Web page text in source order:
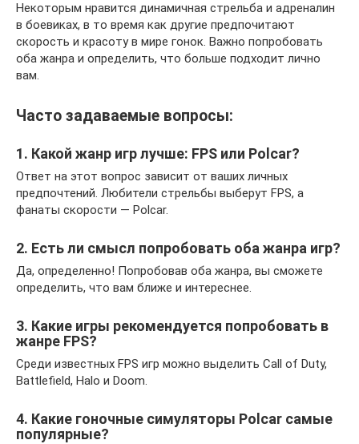
Некоторым нравится динамичная стрельба и адреналин
в боевиках, в то время как другие предпочитают
скорость и красоту в мире гонок. Важно попробовать
оба жанра и определить, что больше подходит лично
вам.
Часто задаваемые вопросы:
1. Какой жанр игр лучше: FPS или Polcar?
Ответ на этот вопрос зависит от ваших личных
предпочтений. Любители стрельбы выберут FPS, а
фанаты скорости — Polcar.
2. Есть ли смысл попробовать оба жанра игр?
Да, определенно! Попробовав оба жанра, вы сможете
определить, что вам ближе и интереснее.
3. Какие игры рекомендуется попробовать в
жанре FPS?
Среди известных FPS игр можно выделить Call of Duty,
Battlefield, Halo и Doom.
4. Какие гоночные симуляторы Polcar самые
популярные?